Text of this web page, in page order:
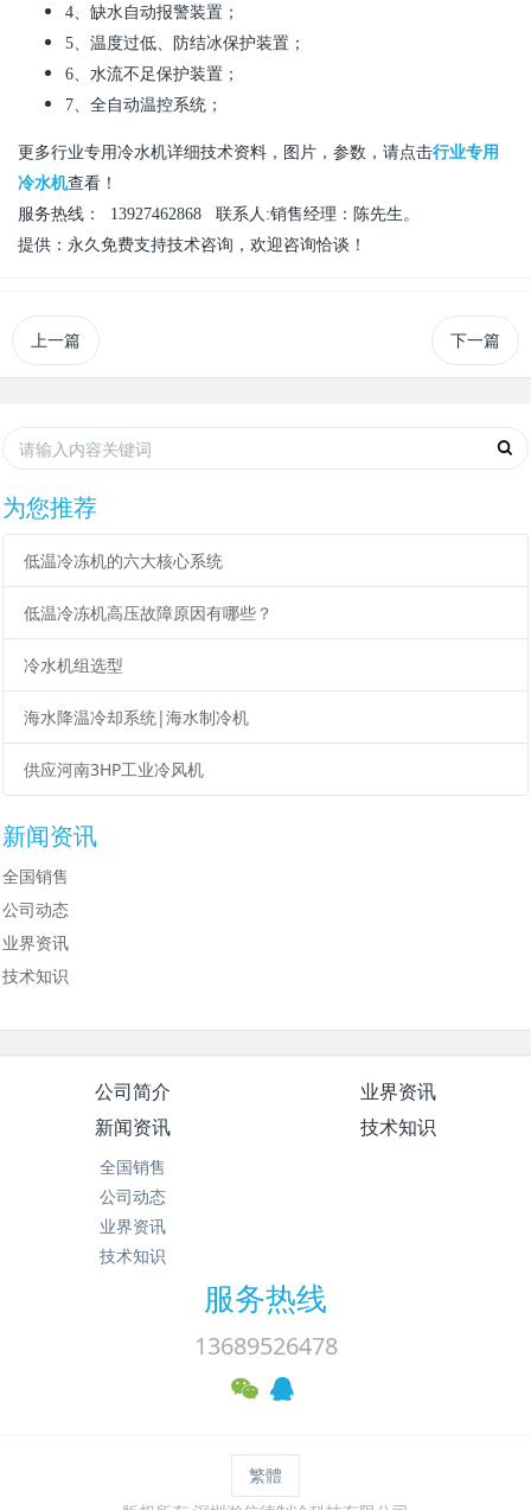
4、缺水自动报警装置；
5、温度过低、防结冰保护装置；
6、水流不足保护装置；
7、全自动温控系统；
更多行业专用冷水机详细技术资料，图片，参数，请点击行业专用
冷水机查看！
服务热线：
13927462868 联系人 :销售经理：陈先生。
提供：永久免费支持技术咨询，欢迎咨询恰谈！
上一篇 下一篇
为您推荐
低温冷冻机的六大核心系统
低温冷冻机高压故障原因有哪些？
冷水机组选型
海水降温冷却系统|海水制冷机
供应河南3HP工业冷风机
新闻资讯
全国销售
公司动态
业界资讯
技术知识
公司简介
业界资讯
新闻资讯
全国销售
公司动态
业界资讯
技术知识
技术知识
服务热线
13689526478
繁體